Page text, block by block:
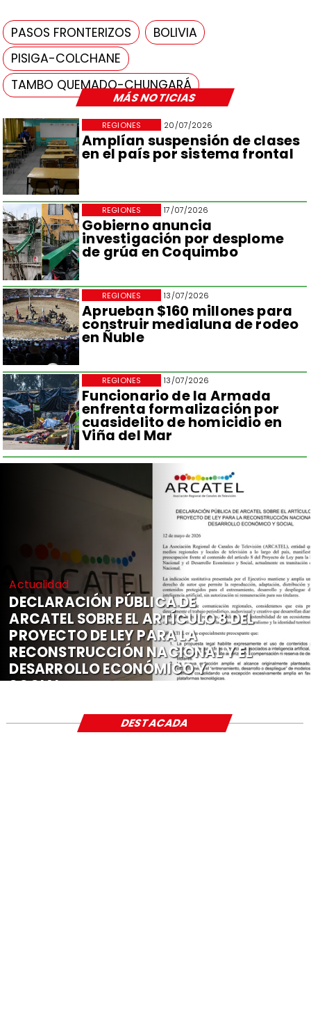
MÁS NOTICIAS
20/07/2026
Amplían suspensión de clases
en el país por sistema frontal
REGIONES
17/07/2026
Gobierno anuncia
investigación por desplome
de grúa en Coquimbo
REGIONES
13/07/2026
Aprueban $160 millones para
construir medialuna de rodeo
en Ñuble
REGIONES
13/07/2026
Funcionario de la Armada
enfrenta formalización por
cuasidelito de homicidio en
Viña del Mar
REGIONES
PASOS FRONTERIZOS
BOLIVIA
PISIGA-COLCHANE
TAMBO QUEMADO-CHUNGARÁ
Actualidad
DECLARACIÓN PÚBLICA DE
ARCATEL SOBRE EL ARTÍCULO 8 DEL
PROYECTO DE LEY PARA LA
RECONSTRUCCIÓN NACIONAL Y EL
DESARROLLO ECONÓMICO Y
SOCIAL
DESTACADA